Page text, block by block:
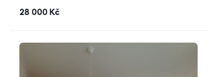
cena
28 000 Kč